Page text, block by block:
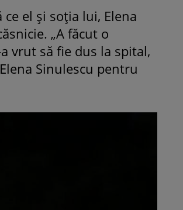
el și soția lui, Elena
„A făcut o
vrut să fie dus la spital,
Sinulescu pentru